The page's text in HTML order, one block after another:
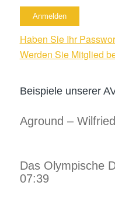
Haben Sie Ihr
Werden Sie Mitglied
Beispiele unserer
Aground –
Das Olympische
07:39